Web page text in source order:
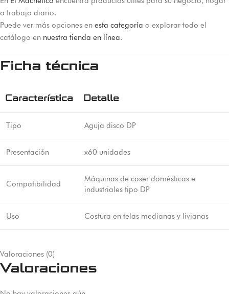
o trabajo diario.
Puede ver más opciones en esta categoría o explorar todo el
catálogo en nuestra tienda en línea.
Ficha técnica
Característica Detalle
Tipo Aguja disco DP
Presentación x60 unidades
Compatibilidad
Máquinas de coser domésticas e
industriales tipo DP
Uso Costura en telas medianas y livianas
Valoraciones (0)
Valoraciones